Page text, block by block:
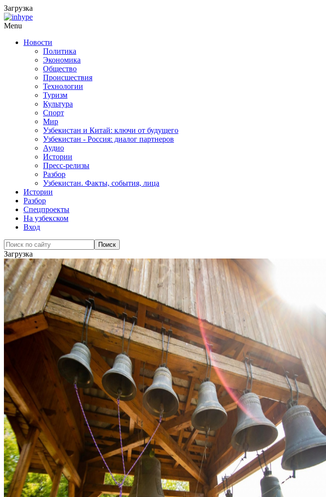
Загрузка
Menu
Новости
Политика
Экономика
Общество
Происшествия
Технологии
Туризм
Культура
Спорт
Мир
Узбекистан и Китай: ключи от будущего
Узбекистан - Россия: диалог партнеров
Аудио
Истории
Пресс-релизы
Разбор
Узбекистан. Факты, события, лица
Истории
Разбор
Спецпроекты
На узбекском
Вход
Загрузка